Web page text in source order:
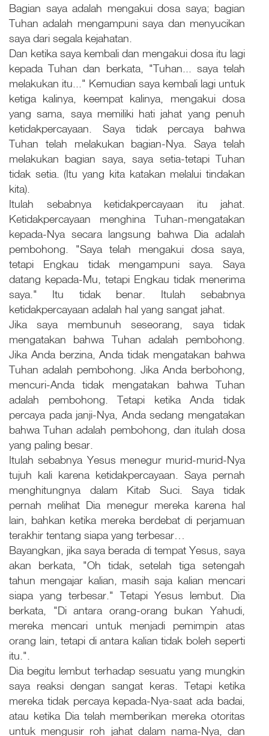
Bagian saya adalah mengakui dosa saya; bagian
Tuhan adalah mengampuni saya dan menyucikan
saya dari segala kejahatan.
Dan ketika saya kembali dan mengakui dosa itu lagi
kepada Tuhan dan berkata, "Tuhan... saya telah
melakukan itu..." Kemudian saya kembali lagi untuk
ketiga kalinya, keempat kalinya, mengakui dosa
yang sama, saya memiliki hati jahat yang penuh
ketidakpercayaan. Saya tidak percaya bahwa
Tuhan telah melakukan bagian-Nya. Saya telah
melakukan bagian saya, saya setia-tetapi Tuhan
tidak setia. (Itu yang kita katakan melalui tindakan
kita).
Itulah sebabnya ketidakpercayaan itu jahat.
Ketidakpercayaan menghina Tuhan-mengatakan
kepada-Nya secara langsung bahwa Dia adalah
pembohong. "Saya telah mengakui dosa saya,
tetapi Engkau tidak mengampuni saya. Saya
datang kepada-Mu, tetapi Engkau tidak menerima
saya." Itu tidak benar. Itulah sebabnya
ketidakpercayaan adalah hal yang sangat jahat.
Jika saya membunuh seseorang, saya tidak
mengatakan bahwa Tuhan adalah pembohong.
Jika Anda berzina, Anda tidak mengatakan bahwa
Tuhan adalah pembohong. Jika Anda berbohong,
mencuri-Anda tidak mengatakan bahwa Tuhan
adalah pembohong. Tetapi ketika Anda tidak
percaya pada janji-Nya, Anda sedang mengatakan
bahwa Tuhan adalah pembohong, dan itulah dosa
yang paling besar.
Itulah sebabnya Yesus menegur murid-murid-Nya
tujuh kali karena ketidakpercayaan. Saya pernah
menghitungnya dalam Kitab Suci. Saya tidak
pernah melihat Dia menegur mereka karena hal
lain, bahkan ketika mereka berdebat di perjamuan
terakhir tentang siapa yang terbesar…
Bayangkan, jika saya berada di tempat Yesus, saya
akan berkata, "Oh tidak, setelah tiga setengah
tahun mengajar kalian, masih saja kalian mencari
siapa yang terbesar." Tetapi Yesus lembut. Dia
berkata, "Di antara orang-orang bukan Yahudi,
mereka mencari untuk menjadi pemimpin atas
orang lain, tetapi di antara kalian tidak boleh seperti
itu.".
Dia begitu lembut terhadap sesuatu yang mungkin
saya reaksi dengan sangat keras. Tetapi ketika
mereka tidak percaya kepada-Nya-saat ada badai,
atau ketika Dia telah memberikan mereka otoritas
untuk mengusir roh jahat dalam nama-Nya, dan